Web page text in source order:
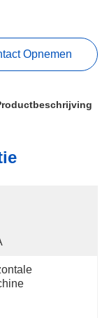
Opnemen